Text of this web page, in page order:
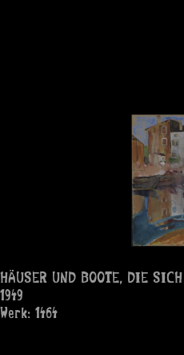
HÄUSER UND BOOTE, DIE
1949
Werk: 1464